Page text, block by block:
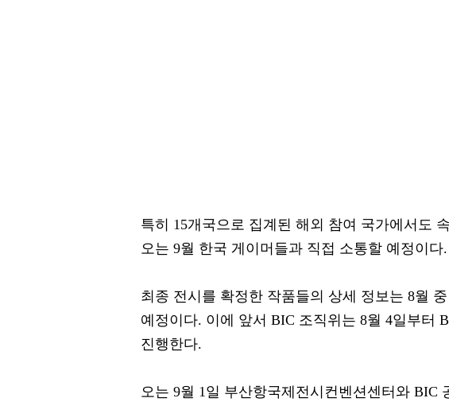
특히 15개국으로 집계된 해외 참여 국가에서도
오는 9월 한국 게이머들과 직접 소통할 예정이다.
최종 전시를 확정한 작품들의 상세 정보는 8월
예정이다. 이에 앞서 BIC 조직위는 8월 4일부터
진행한다.
오는 9월 1일 부산항국제전시컨벤션센터와 BIC